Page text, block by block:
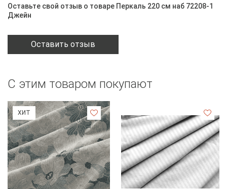
Оставьте свой отзыв о товаре Перкаль 220 см наб 72208-1
Джейн
Оставить отзыв
С этим товаром покупают
ХИТ